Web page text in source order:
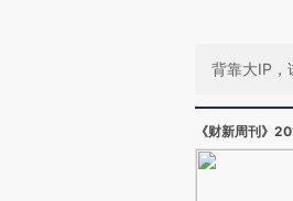
背靠大IP，
《财新周刊》